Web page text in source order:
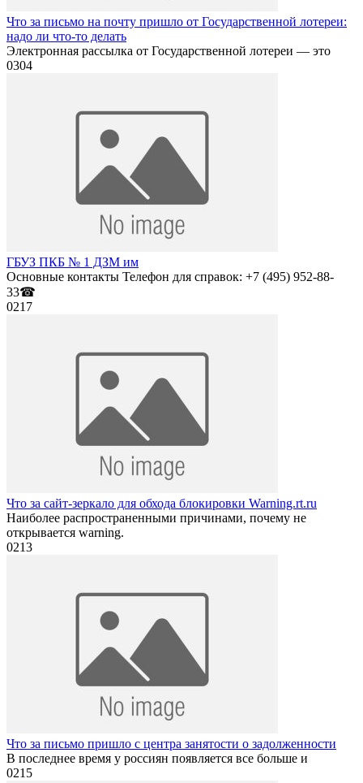
Что за письмо на почту пришло от Государственной лотереи:
надо ли что-то делать
Электронная рассылка от Государственной лотереи — это
0304
ГБУЗ ПКБ № 1 ДЗМ им
Основные контакты Телефон для справок: +7 (495) 952-88-
33☎
0217
Что за сайт-зеркало для обхода блокировки Warning.rt.ru
Наиболее распространенными причинами, почему не
открывается warning.
0213
Что за письмо пришло с центра занятости о задолженности
В последнее время у россиян появляется все больше и
0215